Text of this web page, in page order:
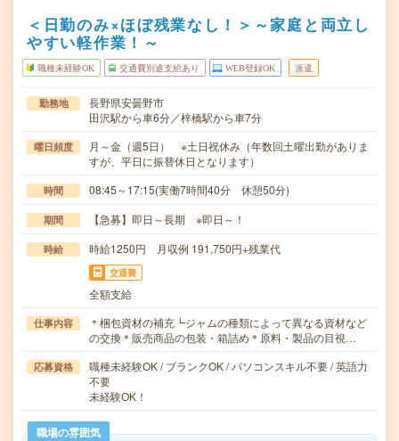
＜日勤のみ×ほぼ残業なし！＞～家庭と両立し
やすい軽作業！～
職種未経験OK 交通費別途支給あり WEB登録OK 派遣
勤務地
長野県安曇野市
田沢駅から車6分／梓橋駅から車7分
曜日頻度
月～金（週5日） ※土日祝休み（年数回土曜出勤がありま
すが、平日に振替休日となります）
時間 08:45～17:15(実働7時間40分 休憩50分)
期間 【急募】即日～長期 ※即日～！
時給 時給1250円 月収例 191,750円+残業代
交通費
全額支給
仕事内容
＊梱包資材の補充┗ジャムの種類によって異なる資材など
の交換＊販売商品の包装・箱詰め＊原料・製品の目視…
応募資格
職種未経験OK / ブランクOK / パソコンスキル不要 / 英語力
不要
未経験OK！
職場の雰囲気